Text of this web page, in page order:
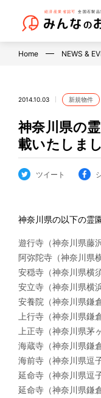
Home NEWS &
2014.10.03 新規物件
神奈川県の
載いたしまし
ツイート
神奈川県の以下の霊
遊行寺（神奈川県藤沢
阿弥陀寺（神奈川県
安穏寺（神奈川県横
安立寺（神奈川県横浜
安養院（神奈川県鎌倉
上行寺（神奈川県鎌
上正寺（神奈川県茅
海蔵寺（神奈川県鎌倉
海前寺（神奈川県逗子
延命寺（神奈川県逗子
延命寺（神奈川県鎌倉